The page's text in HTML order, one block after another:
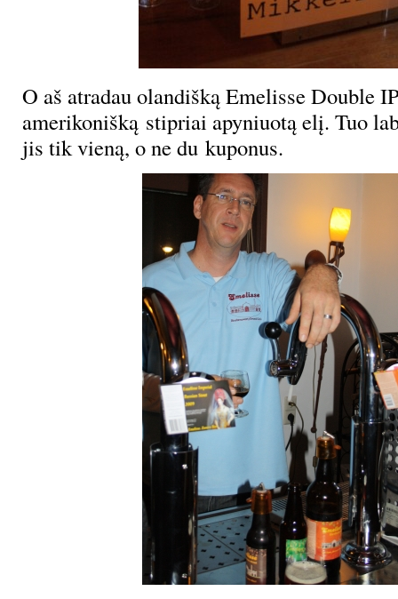
O aš atradau olandišką Emelisse Double
amerikonišką stipriai apyniuotą elį. Tuo
jis tik vieną, o ne du kuponus.